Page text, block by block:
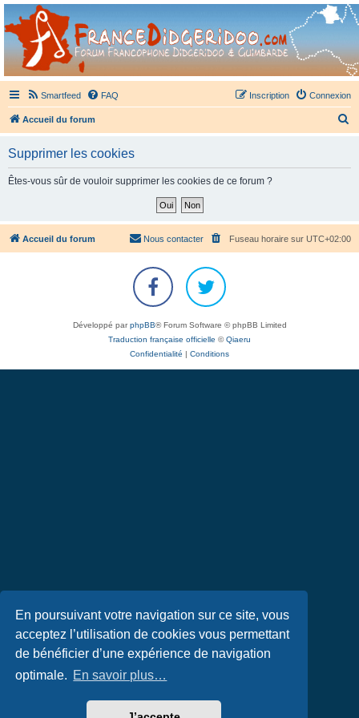
En poursuivant votre navigation sur ce site, vous
acceptez l’utilisation de cookies vous permettant
de bénéficier d’une expérience de navigation
optimale. En savoir plus…
France Didgeridoo
Didgeridoo et Guimbarde sur France Didgeridoo - retrouvez la communauté.
Smartfeed FAQ Connexion
Inscription
Accueil du forum
c
h
Supprimer les cookies
Êtes-vous sûr de vouloir supprimer les cookies de ce forum ?
Accueil du forum Fuseau horaire sur UTC+02:00
Nous contacter
Développé parphpBB® Forum Software © phpBB Limited
Traduction française officielle ©Qiaeru
Confidentialité
Conditions